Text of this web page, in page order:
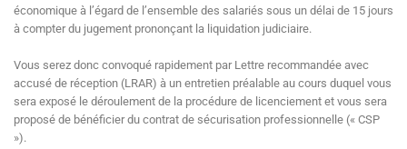
économique à l’égard de l’ensemble des salariés sous un délai de 15 jours
à compter du jugement prononçant la liquidation judiciaire.
Vous serez donc convoqué rapidement par Lettre recommandée avec
accusé de réception (LRAR) à un entretien préalable au cours duquel vous
sera exposé le déroulement de la procédure de licenciement et vous sera
proposé de bénéficier du contrat de sécurisation professionnelle (« CSP
»).